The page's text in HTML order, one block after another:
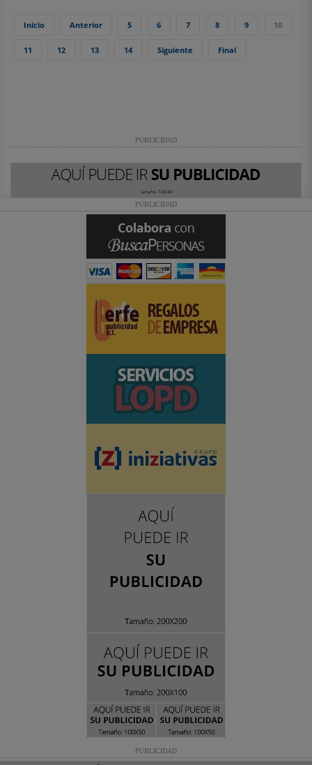
Inicio Anterior 5 6 7 8 9 10
11 12 13 14 Siguiente Final
PUBLICIDAD
PUBLICIDAD
PUBLICIDAD